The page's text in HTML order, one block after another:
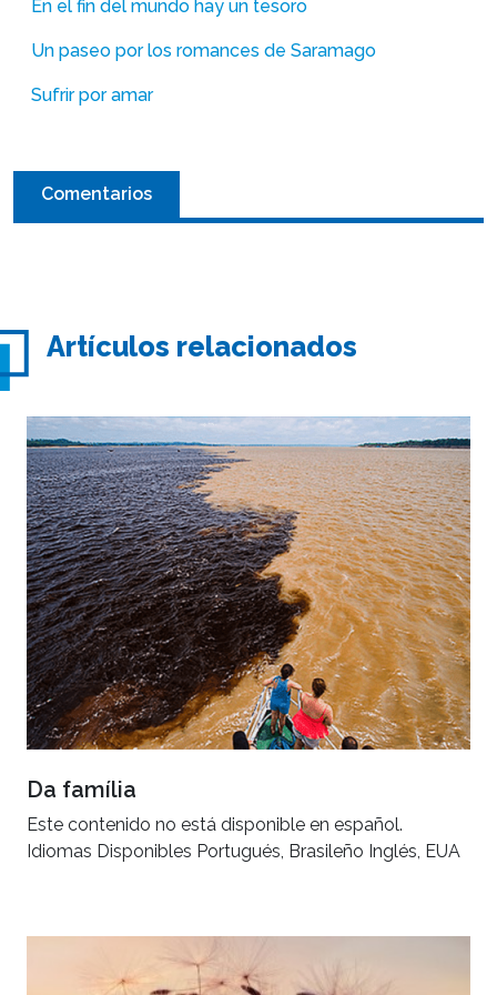
En el fin del mundo hay un tesoro
Un paseo por los romances de Saramago
Sufrir por amar
Comentarios
Artículos relacionados
Da família
Este contenido no está disponible en español.
Idiomas Disponibles Portugués, Brasileño Inglés, EUA